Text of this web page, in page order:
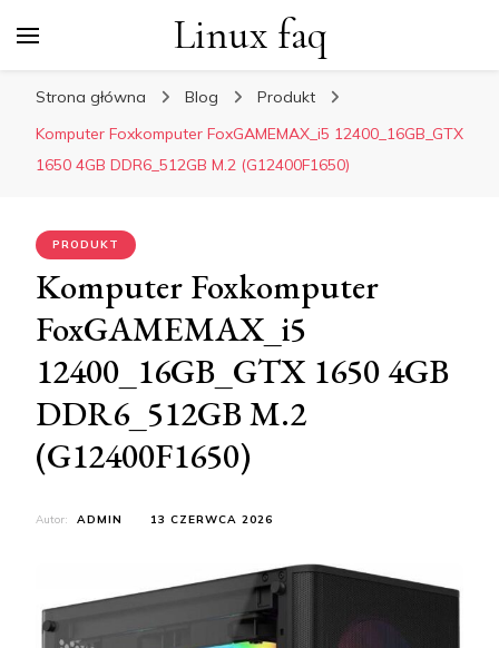
Linux faq
Strona główna Blog
Produkt
Komputer Foxkomputer FoxGAMEMAX_i5 12400_16GB_GTX
1650 4GB DDR6_512GB M.2 (G12400F1650)
PRODUKT
Komputer Foxkomputer
FoxGAMEMAX_i5
12400_16GB_GTX 1650 4GB
DDR6_512GB M.2
(G12400F1650)
Autor: ADMIN 13 CZERWCA 2026